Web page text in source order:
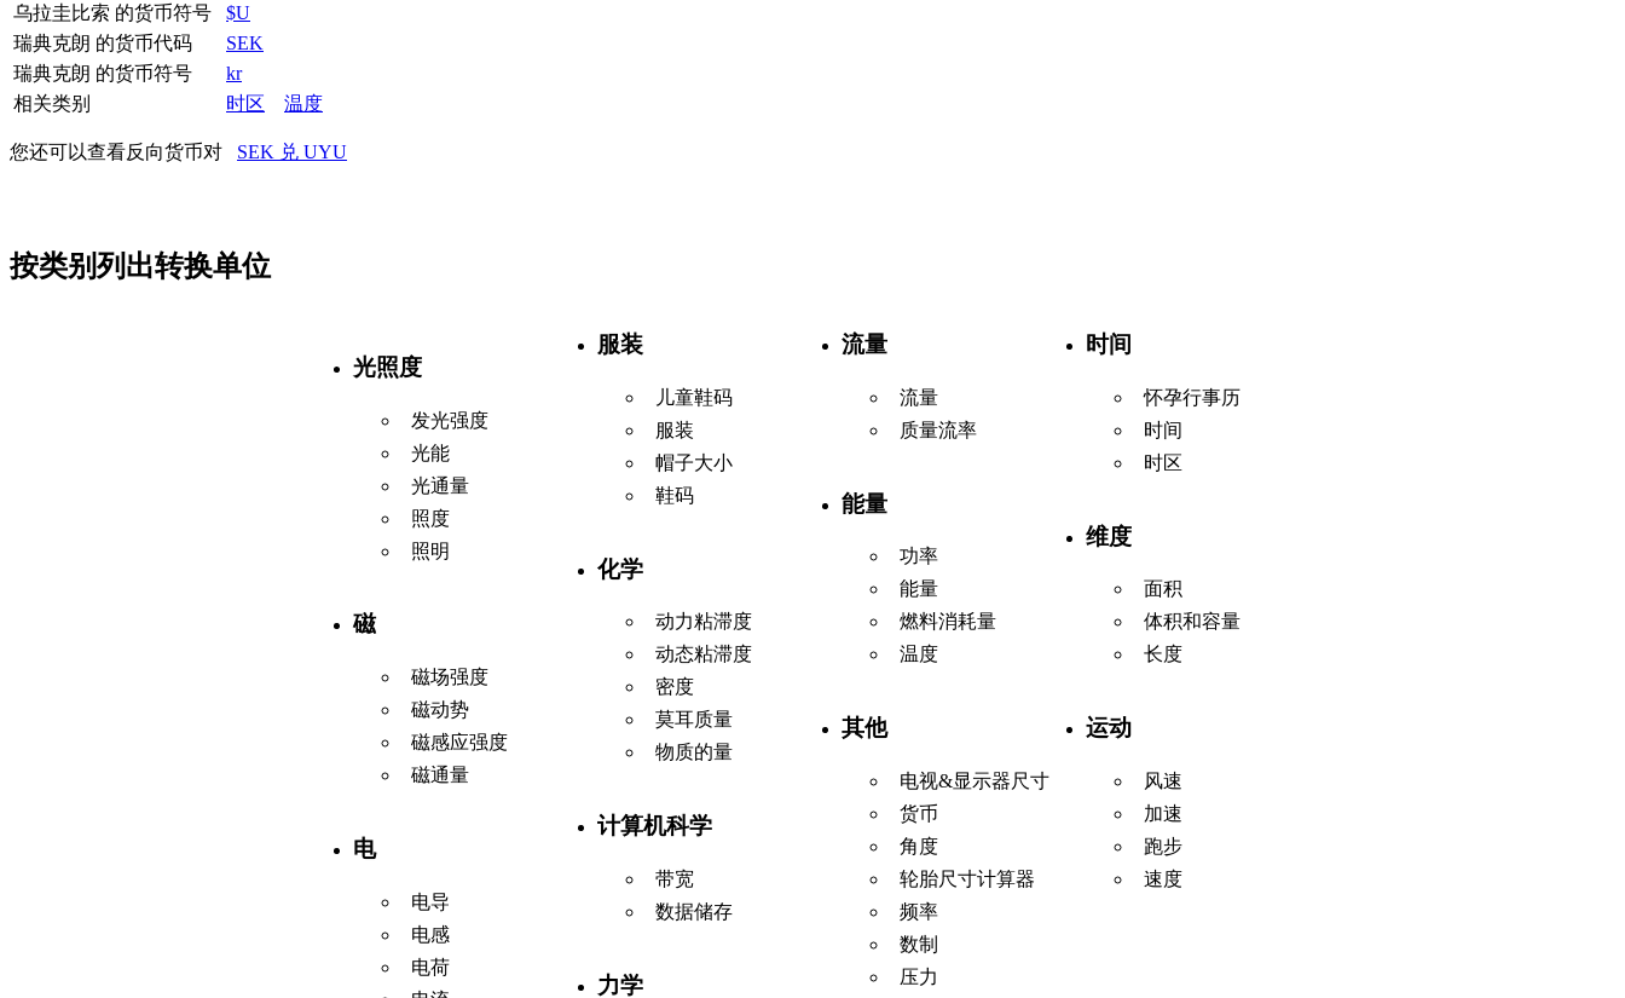
乌拉圭比索 的货币符号
$U
瑞典克朗 的货币代码
SEK
瑞典克朗 的货币符号
kr
相关类别
时区 温度
您还可以查看反向货币对 SEK 兑 UYU
按类别列出转换单位
光照度
发光强度
光能
光通量
照度
照明
磁
磁场强度
磁动势
磁感应强度
磁通量
电
电导
电感
电荷
服装
儿童鞋码
服装
帽子大小
鞋码
化学
动力粘滞度
动态粘滞度
密度
莫耳质量
物质的量
计算机科学
带宽
数据储存
力学
流量
流量
质量流率
能量
功率
能量
燃料消耗量
温度
其他
电视&显示器尺寸
货币
角度
轮胎尺寸计算器
频率
数制
压力
时间
怀孕行事历
时间
时区
维度
面积
体积和容量
长度
运动
风速
加速
跑步
速度